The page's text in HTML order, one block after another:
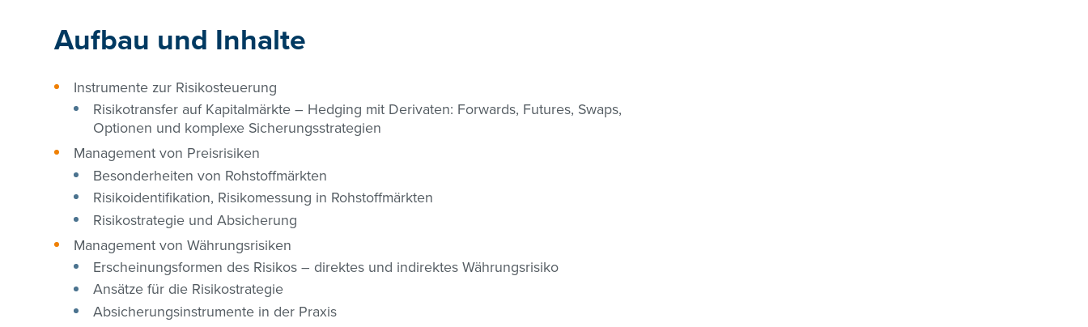
Aufbau und Inhalte
Instrumente zur Risikosteuerung
Risikotransfer auf Kapitalmärkte – Hedging mit Derivaten: Forwards, Futures, Swaps,
Optionen und komplexe Sicherungsstrategien
Management von Preisrisiken
Besonderheiten von Rohstoffmärkten
Risikoidentifikation, Risikomessung in Rohstoffmärkten
Risikostrategie und Absicherung
Management von Währungsrisiken
Erscheinungsformen des Risikos – direktes und indirektes Währungsrisiko
Ansätze für die Risikostrategie
Absicherungsinstrumente in der Praxis